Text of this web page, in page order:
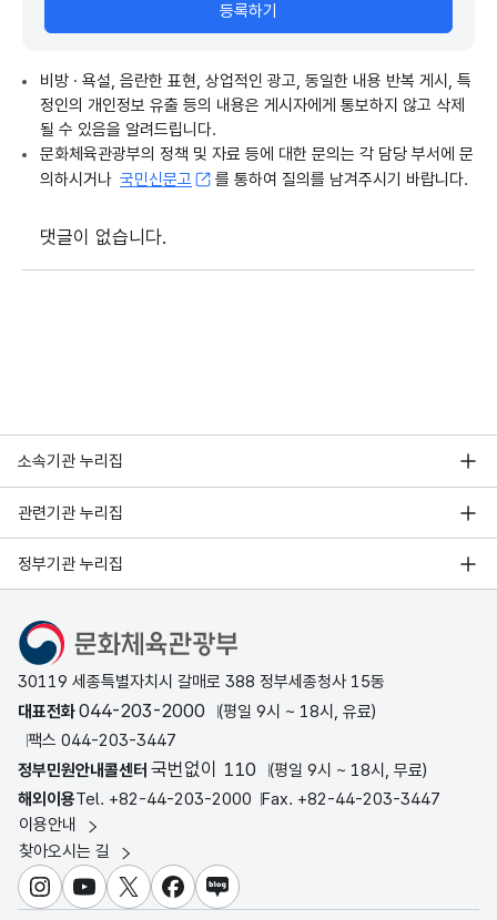
등록하기
비방 · 욕설, 음란한 표현, 상업적인 광고, 동일한 내용 반복 게시, 특
정인의 개인정보 유출 등의 내용은 게시자에게 통보하지 않고 삭제
될 수 있음을 알려드립니다.
문화체육관광부의 정책 및 자료 등에 대한 문의는 각 담당 부서에 문
의하시거나 국민신문고 를 통하여 질의를 남겨주시기 바랍니다.
댓글이 없습니다.
소속기관 누리집
관련기관 누리집
정부기관 누리집
문화체육관광부
30119 세종특별자치시 갈매로 388 정부세종청사 15동
대표전화044-203-2000
(평일 9시 ~ 18시, 유료)
팩스 044-203-3447
정부민원안내콜센터 국번없이 110
(평일 9시 ~ 18시, 무료)
해외이용Tel. +82-44-203-2000 Fax. +82-44-203-3447
이용안내
찾아오시는 길
인스타그램
유튜브X 페이스북
블로그